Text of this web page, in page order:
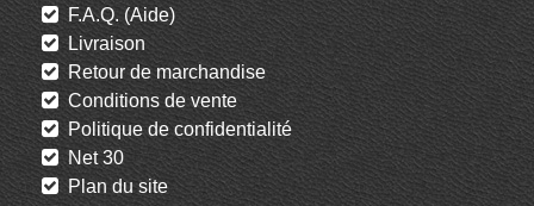
F.A.Q. (Aide)
Livraison
Retour de marchandise
Conditions de vente
Politique de confidentialité
Net 30
Plan du site